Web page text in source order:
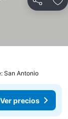
Compartir
San Antonio
Ver precios